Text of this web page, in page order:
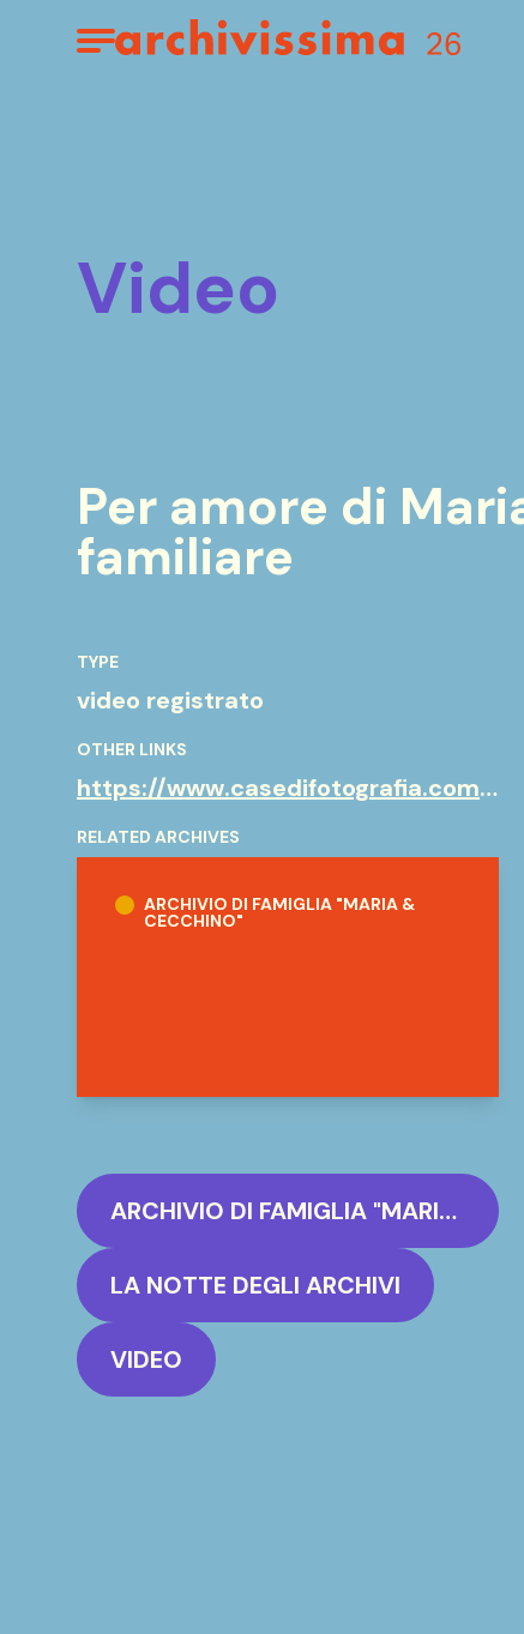
Home page
Apri il menu
video
Per amore di
familiare
TYPE
video registrato
OTHER LINKS
https://www.casedifotografia.com/2025/07/11/fotografia-di-famiglia-un-libro-dedicato-a-una-storia-damore/
RELATED ARCHIVES
ARCHIVIO DI FAMIGLIA "MARIA &
CECCHINO"
ARCHIVIO DI FAMIGLIA "MARIA & CECCHINO"
LA NOTTE DEGLI ARCHIVI
VIDEO